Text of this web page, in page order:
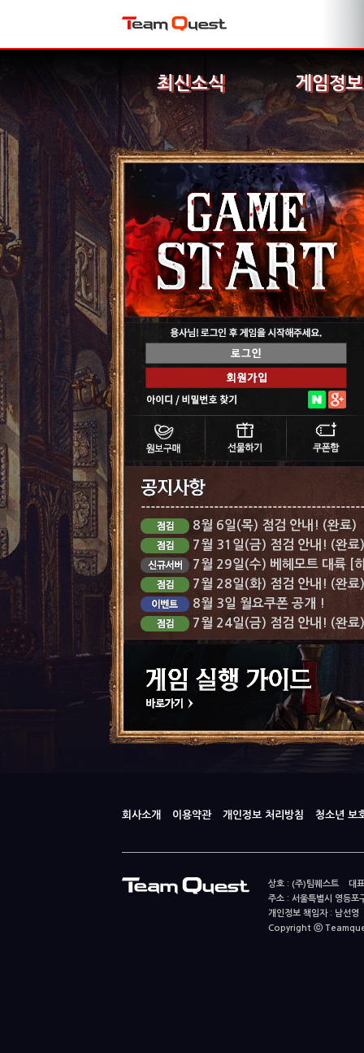
최신소식 게임정보
8월 6일(목) 점검 안내! (완료)
7월 31일(금) 점검 안내! (완료)
7월 29일(수) 베헤모트 대륙 [
7월 28일(화) 점검 안내! (완료)
8월 3일 월요쿠폰 공개 !
7월 24일(금) 점검 안내! (완료)
회사소개 이용약관 개인정보 처리방침 청소년 보
상호 : (주)팀퀘스트 대
주소 : 서울특별시 영등
개인정보 책임자 : 남
Copyright ⓒ